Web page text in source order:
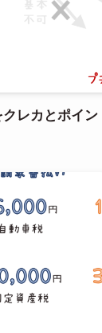
レカとポイン